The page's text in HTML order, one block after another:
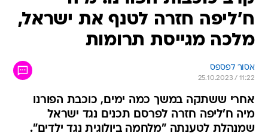
ח'ליפה חזרה לטנף את ישראל,
מלכה מגייסת תרומות
אסור לפספס
25.10.2023 / 11:22
אחרי ששתקה במשך כמה ימים, כוכבת הפורנו
מיה ח'ליפה חזרה לפרסם תכנים נגד ישראל
שמנהלת לטענתה "מלחמה ביולוגית נגד ילדים".